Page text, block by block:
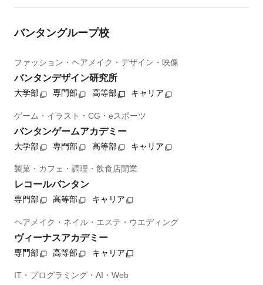
バンタングループ校
ファッション・ヘアメイク・デザイン・映像
バンタンデザイン研究所
大学部 専門部 高等部 キャリア
ゲーム・イラスト・CG・eスポーツ
バンタンゲームアカデミー
大学部 専門部 高等部 キャリア
製菓・カフェ・調理・飲食店開業
レコールバンタン
専門部 高等部 キャリア
ヘアメイク・ネイル・エステ・ウエディング
ヴィーナスアカデミー
専門部 高等部 キャリア
IT・プログラミング・AI・Web